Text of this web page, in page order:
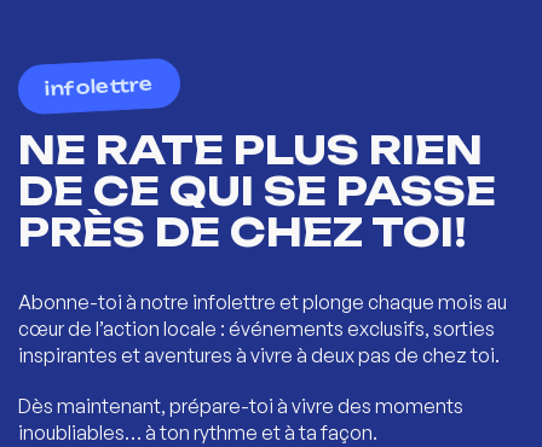
infolettre
NE RATE PLUS RIEN
DE CE QUI SE PASSE
PRÈS DE CHEZ TOI!
Abonne-toi à notre infolettre et plonge chaque mois au
cœur de l’action locale : événements exclusifs, sorties
inspirantes et aventures à vivre à deux pas de chez toi.
Dès maintenant, prépare-toi à vivre des moments
inoubliables… à ton rythme et à ta façon.